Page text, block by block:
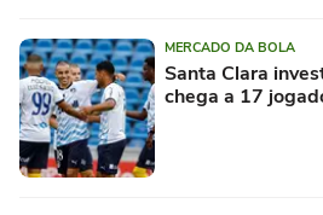
MERCADO DA BOLA
Santa Clara
chega a 17